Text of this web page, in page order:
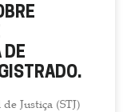
DE
Justiça (STJ)